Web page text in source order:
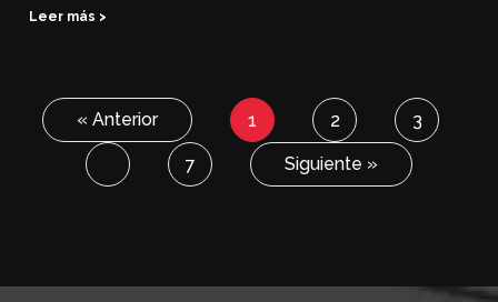
Leer más >
« Anterior 1 2 3
7 Siguiente »